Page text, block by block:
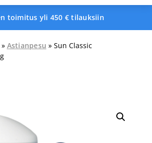
toimitus yli 450 € tilauksiin
» Astianpesu » Sun Classic